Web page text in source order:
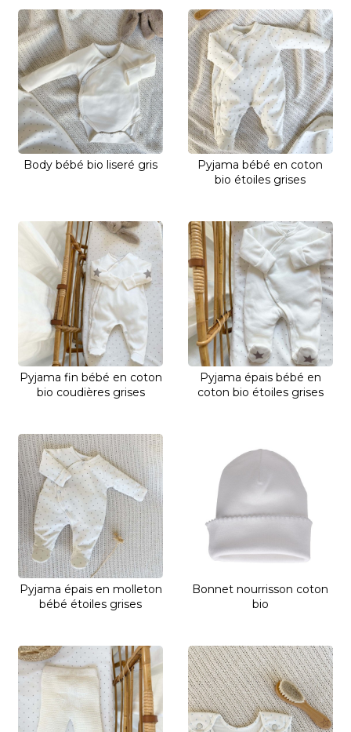
Body bébé bio liseré gris
Pyjama bébé en coton
bio étoiles grises
Pyjama fin bébé en coton
bio coudières grises
Pyjama épais bébé en
coton bio étoiles grises
Pyjama épais en molleton
bébé étoiles grises
Bonnet nourrisson coton
bio